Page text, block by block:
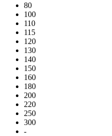
80
100
110
115
120
130
140
150
160
180
200
220
250
300
-